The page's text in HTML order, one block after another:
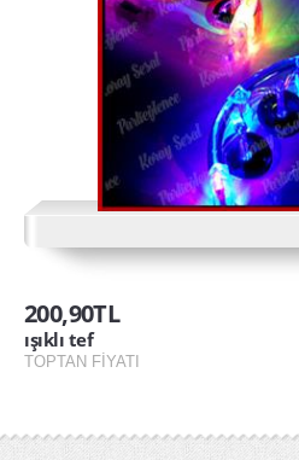
ışıklı tabanca
Işıklı Taçlar
ışıklı tef
kullan at yağmurluk toptan
PARTİ ÜRÜNLERİ
arı kanadı
Kapı Duvar Süsleri
Parti Balonları
Parti Fenerleri
200,90TL
ışıklı tef
TOPTAN FİYATI